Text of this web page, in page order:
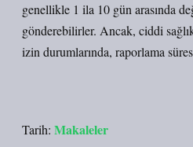
genellikle 1 ila 10 gün arasında
gönderebilirler. Ancak, ciddi
izin durumlarında, raporlama
Tarih: Makaleler